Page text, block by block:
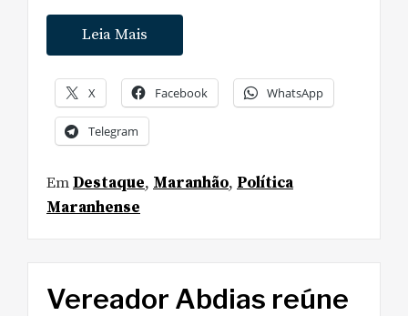
Leia Mais
X Facebook WhatsApp
Telegram
EmDestaque, Maranhão, Política
Maranhense
Vereador Abdias reúne